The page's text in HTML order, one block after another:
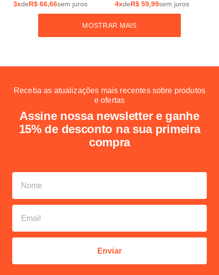
3xdeR$ 66,66sem juros 4xdeR$ 59,99sem juros
MOSTRAR MAIS
Receba as atualizações mais recentes sobre produtos
e ofertas
Assine nossa newsletter e ganhe
15% de desconto na sua primeira
compra
Enviar